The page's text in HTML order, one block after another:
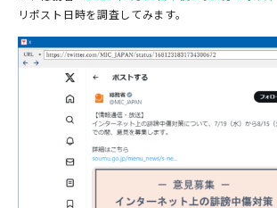
リポスト日時を調査してみます。